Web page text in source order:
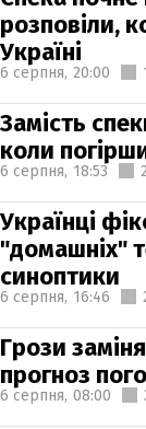
розповіли,
Україні
6 серпня, 20:00
Замість
коли
6 серпня, 18:53
Українці
"домашніх"
синоптики
6 серпня, 16:46
Грози
прогноз
6 серпня, 08:00